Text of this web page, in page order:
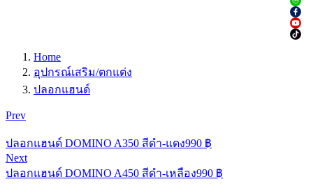
Home
อุปกรณ์เสริม/ตกแต่ง
ปลอกแฮนด์
Prev
ปลอกแฮนด์ DOMINO A350 สีดำ-แดง990 ฿
Next
ปลอกแฮนด์ DOMINO A450 สีดำ-เหลือง990 ฿